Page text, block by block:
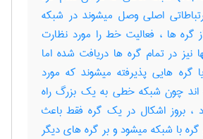
اصلی وصل میشوند در شبکه
ها ، فعالیت خط را مورد نظارت
نیز در تمام گره ها دریافت شده اما
گره هایی پذیرفته میشوند که مورد
اند چون شبکه خطی به یک بزرگ راه
، بروز اشکال در یک گره فقط باعث
با شبکه میشود و بر گره های دیگر